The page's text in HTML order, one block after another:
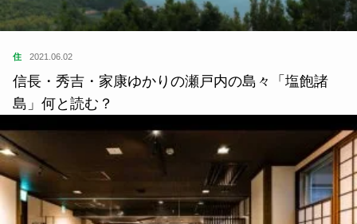
住 2021.06.02
信長・秀吉・家康ゆかりの瀬戸内の島々「塩飽諸
島」何と読む？